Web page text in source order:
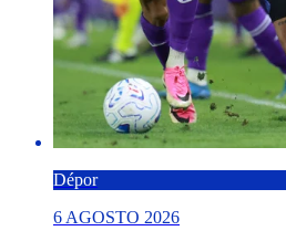
Dépor
6 AGOSTO 2026